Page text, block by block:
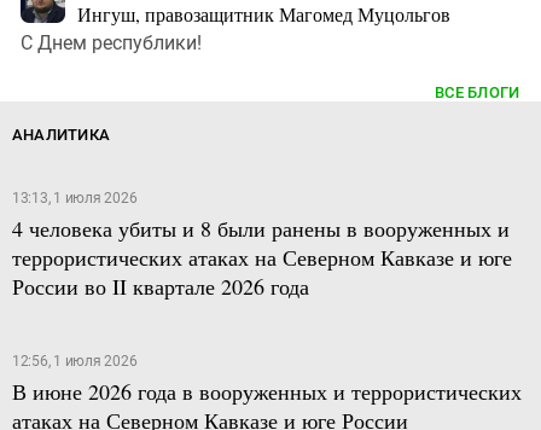
Ингуш, правозащитник Магомед Муцольгов
С Днем республики!
ВСЕ БЛОГИ
АНАЛИТИКА
13:13, 1 июля 2026
4 человека убиты и 8 были ранены в вооруженных и
террористических атаках на Северном Кавказе и юге
России во II квартале 2026 года
12:56, 1 июля 2026
В июне 2026 года в вооруженных и террористических
атаках на Северном Кавказе и юге России